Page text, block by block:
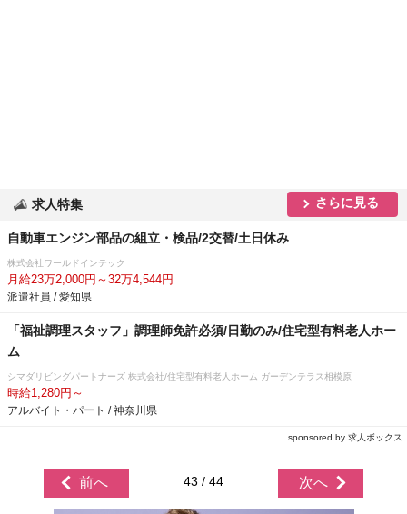
求人特集 さらに見る
自動車エンジン部品の組立・検品/2交替/土日休み
株式会社ワールドインテック
月給23万2,000円～32万4,544円
派遣社員 / 愛知県
「福祉調理スタッフ」調理師免許必須/日勤のみ/住宅型有料老人ホー
ム
シマダリビングパートナーズ 株式会社/住宅型有料老人ホーム ガーデンテラス相模原
時給1,280円～
アルバイト・パート / 神奈川県
sponsored by 求人ボックス
前へ 43 / 44 次へ